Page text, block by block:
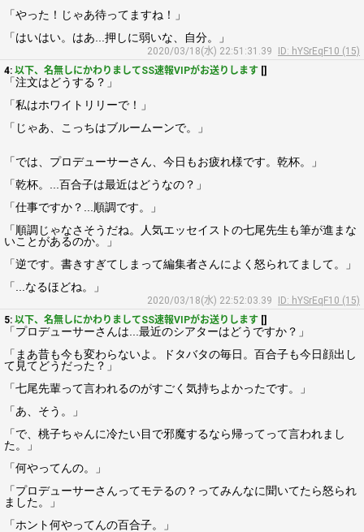
「やった！じゃあ待ってますね！」
「はいはい。はあ...押しに弱いな、自分。」
2020/03/18(水) 22:51:31.39
ID: hYSrEqF10 (15)
4: 以下、名無しにかわりましてSS速報VIPがお送りします []
「注文はどうする？」
「私はホワイトリリーで！」
「じゃあ、こっちはブルームーンで。」
「では、プロデューサーさん、今日もお疲れ様です。乾杯。」
「乾杯。...百合子は最近はどうなの？」
「仕事ですか？...順調です。」
「順調じゃなさそうだね。人気エッセイストの七尾先生も筆が進まな
いことがあるのか。」
「逆です。書きすぎてしまって編集者さんによく怒られてまして。」
「...なるほどね。」
2020/03/18(水) 22:52:03.39
ID: hYSrEqF10 (15)
5: 以下、名無しにかわりましてSS速報VIPがお送りします []
「プロデューサーさんは...最近のシアターはどうですか？」
「まあ昔も今も変わらないよ。ドタバタの毎日。百合子も今日顔出し
て見てどうだった？」
「七尾先輩って言われるのがすごく気持ちよかったです。」
「あ、そう。」
「で、桃子ちゃんに冷たい目で邪魔するなら帰ってって言われまし
た。」
「何やってんの。」
「プロデューサーさんってモテるの？ってみんなに聞いてたら怒られ
ました。」
「ホント何やってんの百合子。」